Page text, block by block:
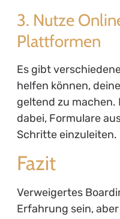
3. Nutze
Plattformen
Es gibt
helfen können,
geltend zu machen.
dabei, Formulare
Schritte einzuleiten.
Fazit
Verweigertes
Erfahrung sein,